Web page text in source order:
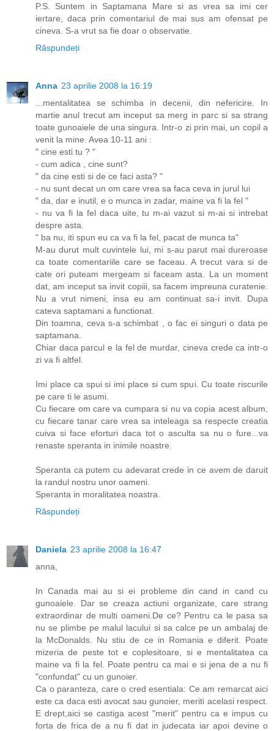
P.S. Suntem in Saptamana Mare si as vrea sa imi cer
iertare, daca prin comentariul de mai sus am ofensat pe
cineva. S-a vrut sa fie doar o observatie.
Răspundeți
Anna 23 aprilie 2008 la 16:19
...mentalitatea se schimba in decenii, din nefericire. In
martie anul trecut am inceput sa merg in parc si sa strang
toate gunoaiele de una singura. Intr-o zi prin mai, un copil a
venit la mine. Avea 10-11 ani :
" cine esti tu ? "
- cum adica , cine sunt?
" da cine esti si de ce faci asta? "
- nu sunt decat un om care vrea sa faca ceva in jurul lui
" da, dar e inutil, e o munca in zadar, maine va fi la fel "
- nu va fi la fel daca uite, tu m-ai vazut si m-ai si intrebat
despre asta.
" ba nu, iti spun eu ca va fi la fel, pacat de munca ta"
M-au durut mult cuvintele lui, mi s-au parut mai dureroase
ca toate comentariile care se faceau. A trecut vara si de
cate ori puteam mergeam si faceam asta. La un moment
dat, am inceput sa invit copiii, sa facem impreuna curatenie.
Nu a vrut nimeni, insa eu am continuat sa-i invit. Dupa
cateva saptamani a functionat.
Din toamna, ceva s-a schimbat , o fac ei singuri o data pe
saptamana.
Chiar daca parcul e la fel de murdar, cineva crede ca intr-o
zi va fi altfel.
Imi place ca spui si imi place si cum spui. Cu toate riscurile
pe care ti le asumi.
Cu fiecare om care va cumpara si nu va copia acest album,
cu fiecare tanar care vrea sa inteleaga sa respecte creatia
cuiva si face eforturi daca tot o asculta sa nu o fure...va
renaste speranta in inimile noastre.
Speranta ca putem cu adevarat crede in ce avem de daruit
la randul nostru unor oameni.
Speranta in moralitatea noastra.
Răspundeți
Daniela 23 aprilie 2008 la 16:47
anna,
In Canada mai au si ei probleme din cand in cand cu
gunoaiele. Dar se creaza actiuni organizate, care strang
extraordinar de multi oameni.De ce? Pentru ca le pasa sa
nu se plimbe pe malul lacului si sa calce pe un ambalaj de
la McDonalds. Nu stiu de ce in Romania e diferit. Poate
mizeria de peste tot e coplesitoare, si e mentalitatea ca
maine va fi la fel. Poate pentru ca mai e si jena de a nu fi
"confundat" cu un gunoier.
Ca o paranteza, care o cred esentiala: Ce am remarcat aici
este ca daca esti avocat sau gunoier, meriti acelasi respect.
E drept,aici se castiga acest "merit" pentru ca e impus cu
forta de frica de a nu fi dat in judecata iar apoi devine o